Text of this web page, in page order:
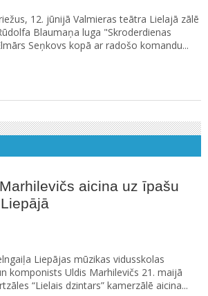
12. jūnijā Valmieras teātra Lielajā zālē
Blaumaņa luga "Skroderdienas
Seņkovs kopā ar radošo komandu...
aicina uz īpašu
Liepājas mūzikas vidusskolas
komponists Uldis Marhilevičs 21. maijā
“Lielais dzintars” kamerzālē aicina...